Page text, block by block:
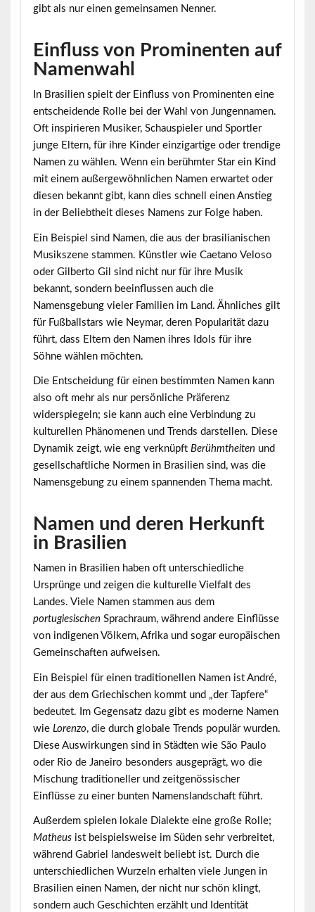
gibt als nur einen gemeinsamen Nenner.
Einfluss von Prominenten auf
Namenwahl
In Brasilien spielt der Einfluss von Prominenteneine
entscheidende Rolle bei der Wahl von Jungennamen.
Oft inspirieren Musiker, Schauspieler und Sportler
junge Eltern, für ihre Kinder einzigartige oder trendige
Namen zu wählen. Wenn ein berühmter Star ein Kind
mit einem außergewöhnlichen Namen erwartet oder
diesen bekannt gibt, kann dies schnell einen Anstieg
in der Beliebtheit dieses Namens zur Folge haben.
Ein Beispiel sind Namen, die aus der brasilianischen
Musikszene stammen. Künstler wie Caetano Veloso
oder Gilberto Gil sind nicht nur für ihre Musik
bekannt, sondern beeinflussen auch die
Namensgebung vieler Familien im Land. Ähnliches gilt
für Fußballstars wie Neymar, deren Popularität dazu
führt, dass Eltern den Namen ihres Idols für ihre
Söhne wählen möchten.
Die Entscheidung für einen bestimmten Namen kann
also oft mehr als nur persönliche Präferenz
widerspiegeln; sie kann auch eine Verbindung zu
kulturellen Phänomenen und Trends darstellen. Diese
Dynamik zeigt, wie eng verknüpft Berühmtheiten und
gesellschaftliche Normen in Brasilien sind, was die
Namensgebung zu einem spannenden Thema macht.
Namen und deren Herkunft
in Brasilien
Namen in Brasilienhaben oft unterschiedliche
Ursprünge und zeigen die kulturelle Vielfalt des
Landes. Viele Namen stammen aus dem
portugiesischen Sprachraum, während andere Einflüsse
von indigenen Völkern, Afrika und sogar europäischen
Gemeinschaften aufweisen.
Ein Beispiel für einen traditionellen Namen ist André,
der aus dem Griechischen kommt und „der Tapfere“
bedeutet. Im Gegensatz dazu gibt es moderne Namen
wie Lorenzo, die durch globale Trends populär wurden.
Diese Auswirkungen sind in Städten wie São Paulo
oder Rio de Janeiro besonders ausgeprägt, wo die
Mischung traditioneller und zeitgenössischer
Einflüsse zu einer bunten Namenslandschaft führt.
Außerdem spielen lokale Dialekte eine große Rolle;
Matheusist beispielsweise im Süden sehr verbreitet,
während Gabriel
landesweit beliebt ist. Durch die
unterschiedlichen Wurzeln erhalten viele Jungen in
Brasilien einen Namen, der nicht nur schön klingt,
sondern auch Geschichten erzähltund Identität